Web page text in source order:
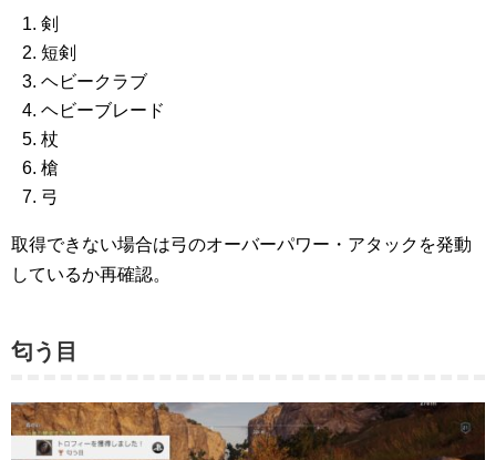
剣
短剣
ヘビークラブ
ヘビーブレード
杖
槍
弓
取得できない場合は弓のオーバーパワー・アタックを発動
しているか再確認。
匂う目